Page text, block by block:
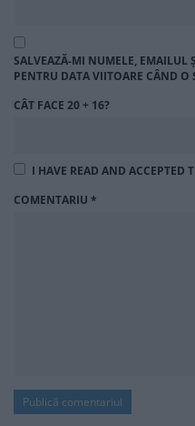
SALVEAZĂ-MI NUMELE, EMAILUL
PENTRU DATA VIITOARE CÂND O
CÂT FACE 20 + 16?
I HAVE READ AND ACCEPTED
COMENTARIU *